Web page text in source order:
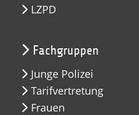
LZPD
Fachgruppen
Junge Polizei
Tarifvertretung
Frauen